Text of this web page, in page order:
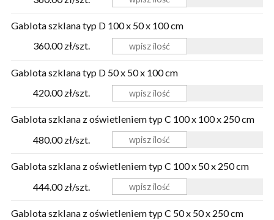
Gablota szklana typ D 100 x 50 x 100 cm
360.00 zł/szt.
Gablota szklana typ D 50 x 50 x 100 cm
420.00 zł/szt.
Gablota szklana z oświetleniem typ C 100 x 100 x 250 cm
480.00 zł/szt.
Gablota szklana z oświetleniem typ C 100 x 50 x 250 cm
444.00 zł/szt.
Gablota szklana z oświetleniem typ C 50 x 50 x 250 cm